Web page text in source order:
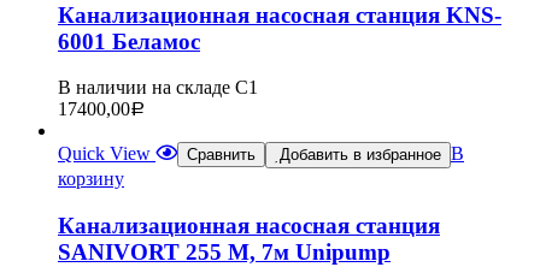
Канализационная насосная станция KNS-
6001 Беламос
В наличии на складе С1
17400,00Р
Quick View Сравнить Добавить в избранное В
корзину
Канализационная насосная станция
SANIVORT 255 М, 7м Unipump